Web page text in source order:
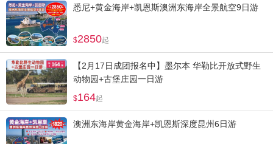
悉尼+黄金海岸+凯恩斯澳洲东海岸全景航空9日游
2850起
【2月17日成团报名中】墨尔本 华勒比开放式野生
动物园+古堡庄园一日游
164起
澳洲东海岸黄金海岸+凯恩斯深度昆州6日游